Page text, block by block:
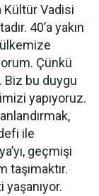
Kültür Vadisi
40’a yakın
Çünkü
Biz bu duygu
yapıyoruz.
ile
geçmişi
taşımaktır.
yaşanıyor.